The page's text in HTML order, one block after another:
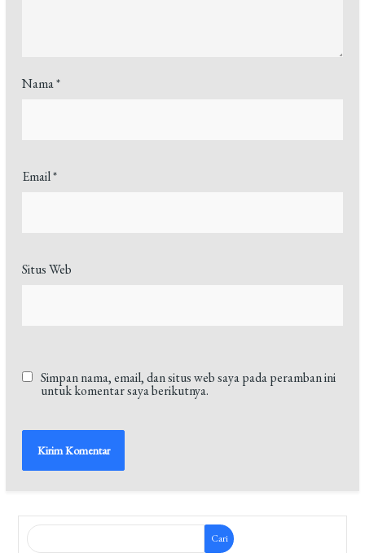
Nama*
Email*
Situs Web
Simpan nama, email, dan situs web saya pada peramban ini
untuk komentar saya berikutnya.
Cari